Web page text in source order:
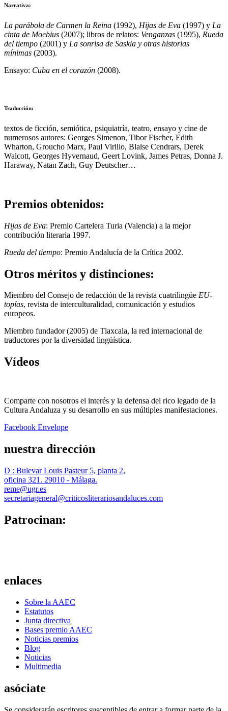
Narrativa:
La parábola de Carmen la Reina (1992), Hijas de Eva (1997) y La
cinta de Moebius (2007); libros de relatos: Venganzas (1995), Rueda
del tiempo (2001) y La sonrisa de Saskia y otras historias
mínimas (2003).
Ensayo: Cuba en el corazón (2008).
Traducción:
textos de ficción, semiótica, psiquiatría, teatro, ensayo y cine de
numerosos autores: Georges Simenon, Tibor Fischer, Edith
Wharton, Groucho Marx, Paul Virilio, Blaise Cendrars, Derek
Walcott, Georges Hyvernaud, Geert Lovink, James Petras, Donna J.
Haraway, Natan Zach, Guy Deutscher…
Premios obtenidos:
Hijas de Eva: Premio Cartelera Turia (Valencia) a la mejor
contribución literaria 1997.
Rueda del tiempo: Premio Andalucía de la Crítica 2002.
Otros méritos y distinciones:
Miembro del Consejo de redacción de la revista cuatrilingüe EU-
topías, revista de interculturalidad, comunicación y estudios
europeos.
Miembro fundador (2005) de Tlaxcala, la red internacional de
traductores por la diversidad lingüística.
Vídeos
Comparte con nosotros el interés y la defensa del rico legado de la
Cultura Andaluza y su desarrollo en sus múltiples manifestaciones.
Facebook Envelope
nuestra dirección
D : Bulevar Louis Pasteur 5, planta 2,
oficina 321. 29010 - Málaga.
reme@ugr.es
secretariageneral@criticosliterariosandaluces.com
Patrocinan:
enlaces
Sobre la AAEC
Estatutos
Junta directiva
Bases premio AAEC
Noticias premios
Blog
Noticias
Multimedia
asóciate